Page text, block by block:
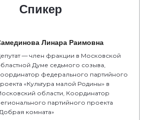
Спикер
Линара Раимовна
— член фракции в Московской
Думе седьмого созыва,
федерального партийного
«Культура малой Родины» в
области, Координатор
партийного проекта
комната»